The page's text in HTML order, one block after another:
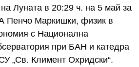
Луната в 20:29 ч. на 5 май за
Пенчо Маркишки, физик в
с Национална
при БАН и катедра
„Св. Климент Охридски“.